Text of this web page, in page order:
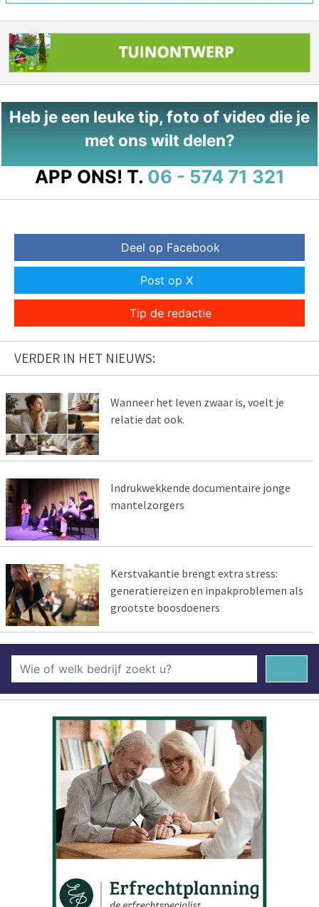
Heb je een leuke tip, foto of video die je
met ons wilt delen?
APP ONS! T. 06 - 574 71 321
Deel op Facebook
Post op X
Tip de redactie
VERDER IN HET NIEUWS:
Wanneer het leven zwaar is, voelt je
relatie dat ook.
Indrukwekkende documentaire jonge
mantelzorgers
Kerstvakantie brengt extra stress:
generatiereizen en inpakproblemen als
grootste boosdoeners